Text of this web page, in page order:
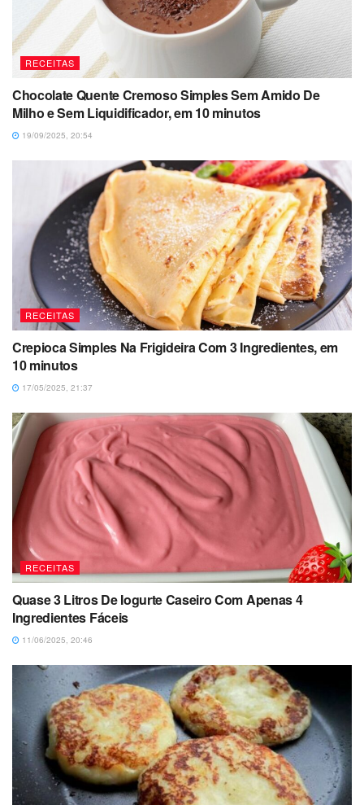
RECEITAS
Chocolate Quente Cremoso Simples Sem Amido De
Milho e Sem Liquidificador, em 10 minutos
19/09/2025, 20:54
RECEITAS
Crepioca Simples Na Frigideira Com 3 Ingredientes, em
10 minutos
17/05/2025, 21:37
RECEITAS
Quase 3 Litros De Iogurte Caseiro Com Apenas 4
Ingredientes Fáceis
11/06/2025, 20:46